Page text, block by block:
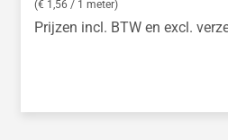
(€ 1,56 / 1 meter)
Prijzen incl. BTW en excl.